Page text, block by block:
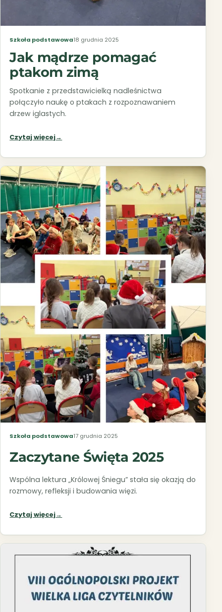
Szkoła podstawowa18 grudnia 2025
Jak mądrze pomagać
ptakom zimą
Spotkanie z przedstawicielką nadleśnictwa
połączyło naukę o ptakach z rozpoznawaniem
drzew iglastych.
Czytaj więcej→
Szkoła podstawowa17 grudnia 2025
Zaczytane Święta 2025
Wspólna lektura „Królowej Śniegu” stała się okazją do
rozmowy, refleksji i budowania więzi.
Czytaj więcej→